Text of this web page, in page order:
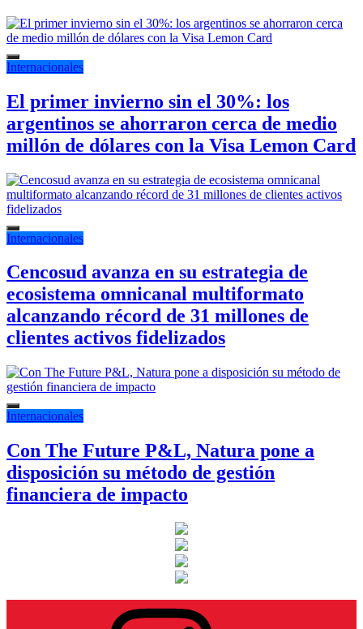
Internacionales
El primer invierno sin el 30%: los
argentinos se ahorraron cerca de medio
millón de dólares con la Visa Lemon Card
Internacionales
Cencosud avanza en su estrategia de
ecosistema omnicanal multiformato
alcanzando récord de 31 millones de
clientes activos fidelizados
Internacionales
Con The Future P&L, Natura pone a
disposición su método de gestión
financiera de impacto